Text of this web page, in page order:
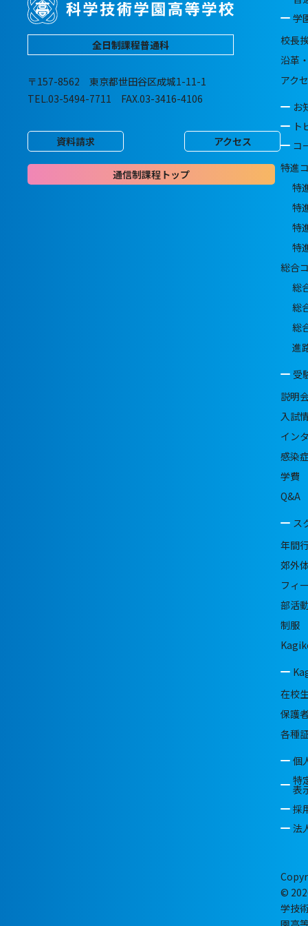
全日制課程普通科
〒157-8562 東京都世田谷区成城1-11-1
TEL.03-5494-7711 FAX.03-3416-4106
資料請求 アクセス
通信制課程トップ
学
校長
沿革
アク
お
ト
コ
特進
特
特
特
特
総合
総
総
総
進
受
説明
入試
イン
感染
学費
Q&A
ス
年間
郊外
フィ
部活
制服
在校
保護
各種
個
特
表
採
法
©
学技